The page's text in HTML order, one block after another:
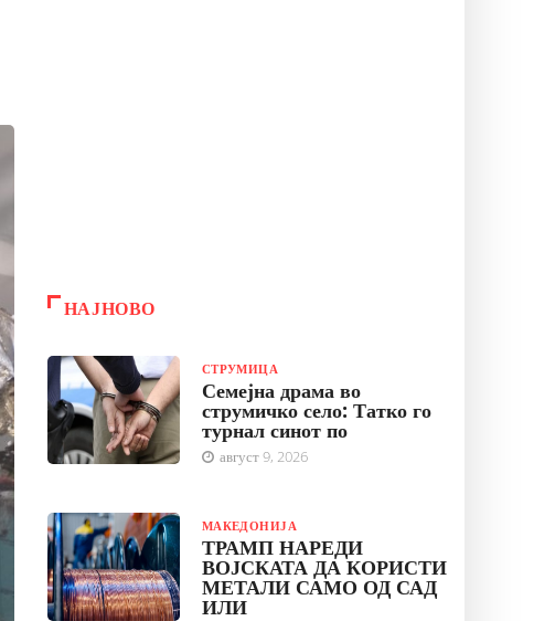
НАЈНОВО
СТРУМИЦА
Семејна драма во
струмичко село: Татко го
турнал синот по
август 9, 2026
МАКЕДОНИЈА
ТРАМП НАРЕДИ
ВОЈСКАТА ДА КОРИСТИ
МЕТАЛИ САМО ОД САД
ИЛИ